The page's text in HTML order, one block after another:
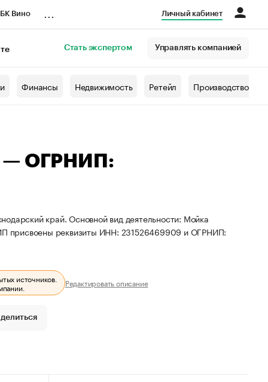
Вино Личный кабинет
Стать экспертом Управлять компанией
Финансы Недвижимость Ретейл Производство
— ОГРНИП:
край. Основной вид деятельности: Мойка
присвоены реквизиты ИНН: 231526469909 и ОГРНИП:
источников.
Редактировать описание